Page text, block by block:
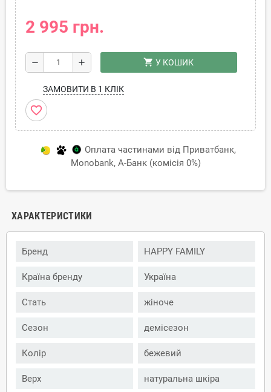
2 995 грн.
remove add shopping_cart У КОШИК
ЗАМОВИТИ В 1 КЛІК
favorite_border
Оплата частинами від Приватбанк,
Monobank, А-Банк (комісія 0%)
ХАРАКТЕРИСТИКИ
Бренд HAPPY FAMILY
Країна бренду Україна
Стать жіноче
Сезон демісезон
Колір бежевий
Верх натуральна шкіра